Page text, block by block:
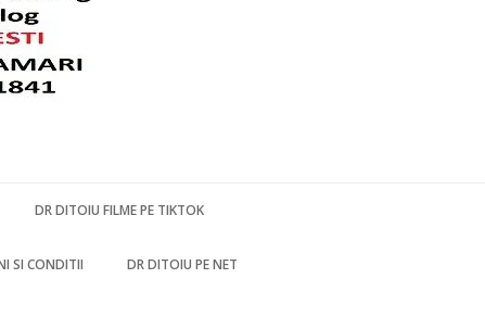
DR DITOIU FILME PE TIKTOK
SI CONDITII DR DITOIU PE NET